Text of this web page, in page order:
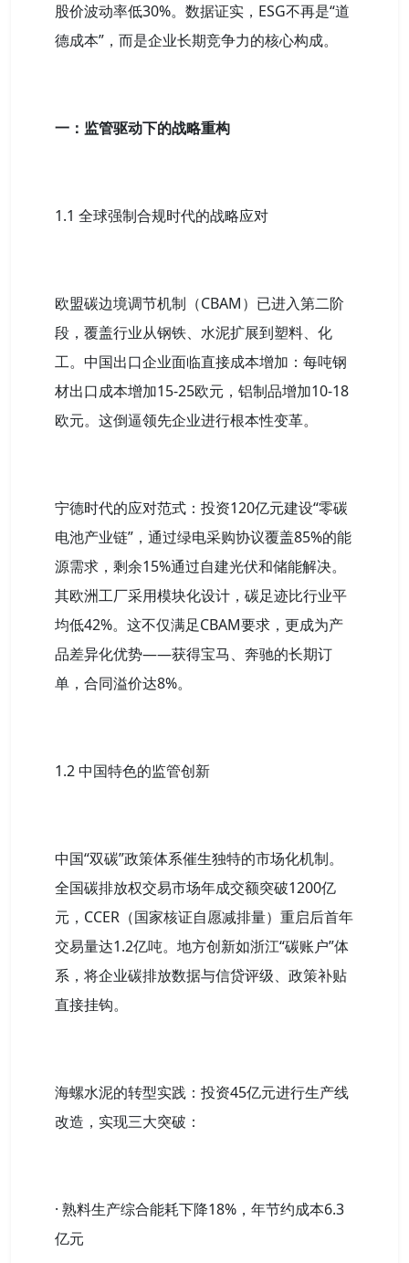
股价波动率低30%。数据证实，ESG不再是“道
德成本”，而是企业长期竞争力的核心构成。
一：监管驱动下的战略重构
1.1 全球强制合规时代的战略应对
欧盟碳边境调节机制（CBAM）已进入第二阶
段，覆盖行业从钢铁、水泥扩展到塑料、化
工。中国出口企业面临直接成本增加：每吨钢
材出口成本增加15-25欧元，铝制品增加10-18
欧元。这倒逼领先企业进行根本性变革。
宁德时代的应对范式：投资120亿元建设“零碳
电池产业链”，通过绿电采购协议覆盖85%的能
源需求，剩余15%通过自建光伏和储能解决。
其欧洲工厂采用模块化设计，碳足迹比行业平
均低42%。这不仅满足CBAM要求，更成为产
品差异化优势——获得宝马、奔驰的长期订
单，合同溢价达8%。
1.2 中国特色的监管创新
中国“双碳”政策体系催生独特的市场化机制。
全国碳排放权交易市场年成交额突破1200亿
元，CCER（国家核证自愿减排量）重启后首年
交易量达1.2亿吨。地方创新如浙江“碳账户”体
系，将企业碳排放数据与信贷评级、政策补贴
直接挂钩。
海螺水泥的转型实践：投资45亿元进行生产线
改造，实现三大突破：
· 熟料生产综合能耗下降18%，年节约成本6.3
亿元